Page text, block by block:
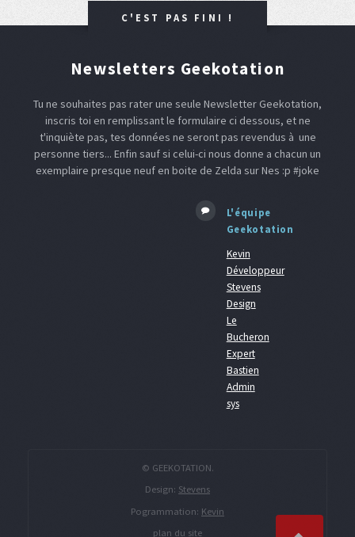
C'EST PAS FINI !
Newsletters Geekotation
Tu ne souhaites pas rater une seule Newsletter Geekotation,
inscris toi en remplissant le formulaire ci dessous, et ne
t'inquiète pas, tes données ne seront pas revendus à une
personne tiers... Enfin sauf si celui-ci nous donne a chacun un
exemplaire presque neuf en boite de Zelda sur Nes :p #joke
L'équipe
Geekotation
Kevin
Développeur
Stevens
Design
Le
Bucheron
Expert
Bastien
Admin
sys
© GEEKOTATION.
Design: Stevens
Pogrammation: Kevin
plan du site